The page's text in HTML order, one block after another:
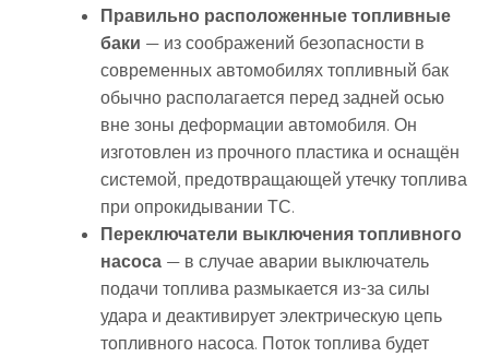
Правильно расположенные топливные
баки — из соображений безопасности в
современных автомобилях топливный бак
обычно располагается перед задней осью
вне зоны деформации автомобиля. Он
изготовлен из прочного пластика и оснащён
системой, предотвращающей утечку топлива
при опрокидывании ТС.
Переключатели выключения топливного
насоса — в случае аварии выключатель
подачи топлива размыкается из-за силы
удара и деактивирует электрическую цепь
топливного насоса. Поток топлива будет